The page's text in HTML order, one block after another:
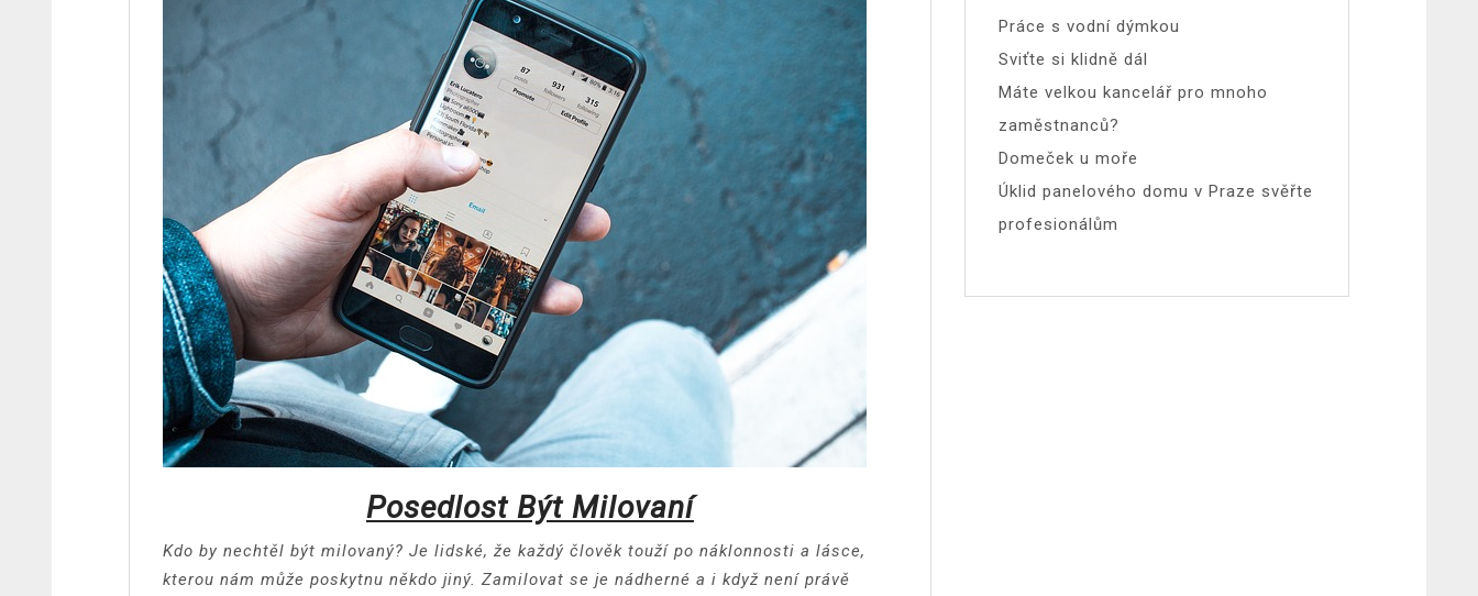
Posedlost Být Milovaní
Kdo by nechtěl být milovaný? Je lidské, že každý člověk touží po náklonnosti a lásce,
kterou nám může poskytnu někdo jiný. Zamilovat se je nádherné a i když není právě
Práce s vodní dýmkou
Sviťte si klidně dál
Máte velkou kancelář pro mnoho
zaměstnanců?
Domeček u moře
Úklid panelového domu v Praze svěřte
profesionálům